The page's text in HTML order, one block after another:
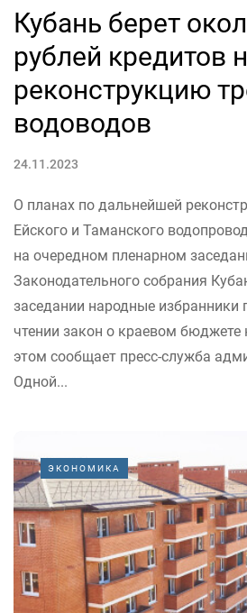
Кубань берет
рублей кредитов
реконструкцию
водоводов
24.11.2023
О планах по дальнейшей
Ейского и Таманского
на очередном пленарном
Законодательного собрания
заседании народные избранники
чтении закон о краевом бюджете
этом сообщает пресс-служба
Одной...
ЭКОНОМИКА